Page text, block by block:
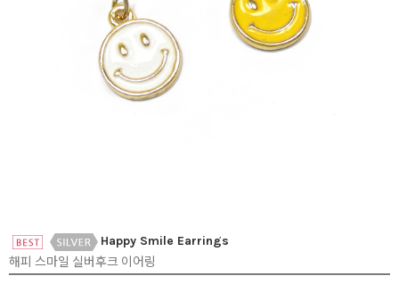
Happy Smile Earrings
해피 스마일 실버후크 이어링